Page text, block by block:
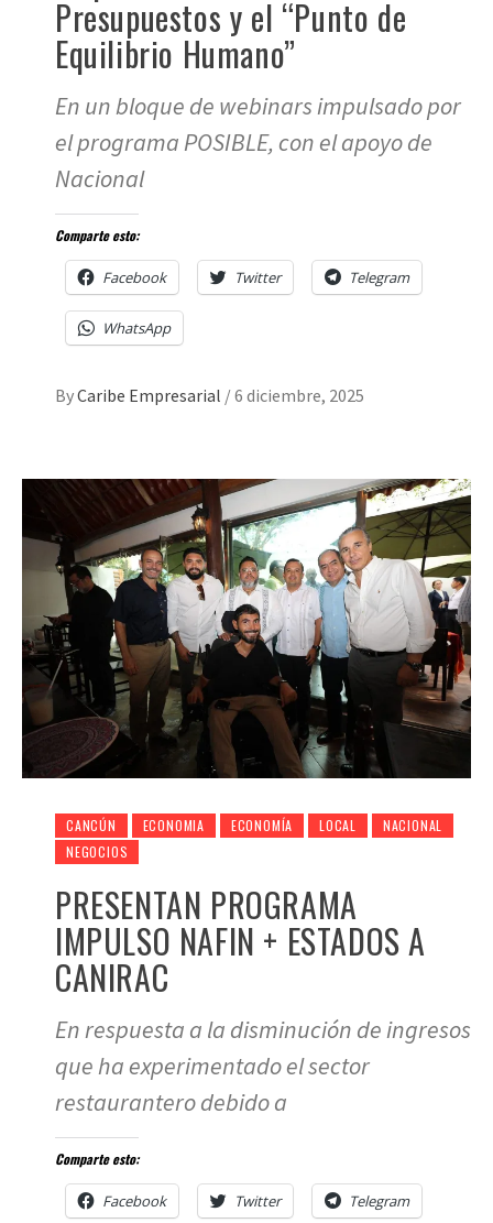
Presupuestos y el “Punto de
Equilibrio Humano”
En un bloque de webinars impulsado por
el programa POSIBLE, con el apoyo de
Nacional
Comparte esto:
Facebook Twitter Telegram
WhatsApp
ByCaribe Empresarial /6 diciembre, 2025
CANCÚN ECONOMIA ECONOMÍA LOCAL
NACIONAL
NEGOCIOS
PRESENTAN PROGRAMA
IMPULSO NAFIN + ESTADOS A
CANIRAC
En respuesta a la disminución de ingresos
que ha experimentado el sector
restaurantero debido a
Comparte esto:
Facebook Twitter Telegram